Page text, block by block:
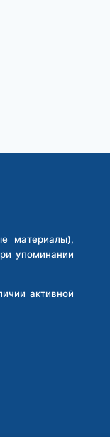
материалы),
упоминании
активной